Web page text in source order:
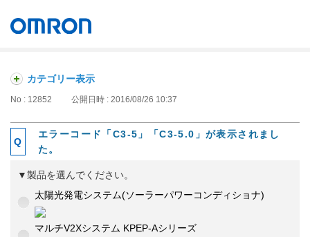
カテゴリー表示
No : 12852 公開日時 : 2016/08/26 10:37
エラーコード「C3-5」「C3-5.0」が表示されまし
た。
▼製品を選んでください。
太陽光発電システム(ソーラーパワーコンディショナ)
マルチV2Xシステム KPEP-Aシリーズ